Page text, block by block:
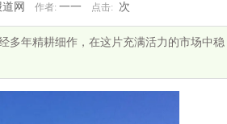
网 作者: 一一 点击: 次
多年精耕细作，在这片充满活力的市场中稳